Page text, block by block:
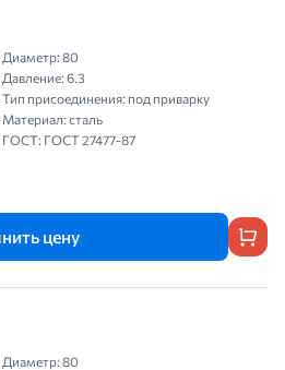
Диаметр: 80
Давление: 6.3
Тип присоединения: под приварку
Материал: сталь
ГОСТ: ГОСТ 27477-87
цену
Диаметр: 80